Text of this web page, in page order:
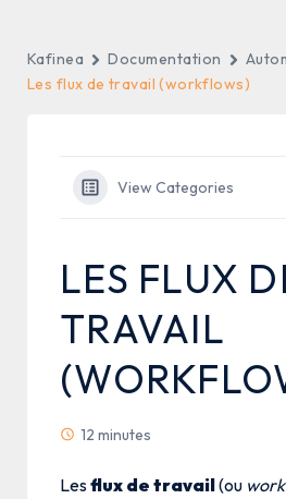
Kafinea Documentation
Les flux de travail (workflows)
View Categories
LES FLUX
TRAVAIL
12 minutes
Lesflux de travail(ou